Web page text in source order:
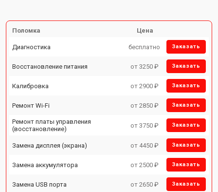
Поломка Цена
Диагностика бесплатно Заказать
Восстановление питания от 3250 ₽ Заказать
Калибровка от 2900 ₽ Заказать
Ремонт Wi-Fi от 2850 ₽ Заказать
Ремонт платы управления
(восстановление)
от 3750 ₽ Заказать
Замена дисплея (экрана) от 4450 ₽ Заказать
Замена аккумулятора от 2500 ₽ Заказать
Замена USB порта от 2650 ₽ Заказать